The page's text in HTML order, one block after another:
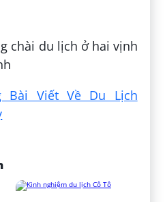
chài du lịch ở hai vịnh
Bài Viết Về Du Lịch